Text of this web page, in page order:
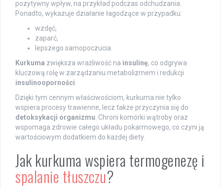
pozytywny wpływ, na przykład podczas odchudzania.
Ponadto, wykazuje działanie łagodzące w przypadku:
wzdęć,
zaparć,
lepszego samopoczucia.
Kurkuma zwiększa wrażliwość na insulinę, co odgrywa
kluczową rolę w zarządzaniu metabolizmem i redukcji
insulinooporności
Dzięki tym cennym właściwościom, kurkuma nie tylko
wspiera procesy trawienne, lecz także przyczynia się do
detoksykacji organizmu . Chroni komórki wątroby oraz
wspomaga zdrowie całego układu pokarmowego, co czyni ją
wartościowym dodatkiem do każdej diety.
Jak kurkuma wspiera termogenezę i
spalanie tłuszczu?